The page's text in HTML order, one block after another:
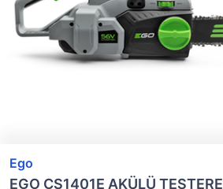
Ego
EGO CS1401E AKÜLÜ TESTERE